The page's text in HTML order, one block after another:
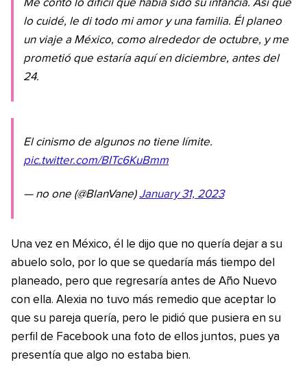
Me contó lo difícil que había sido su infancia. Así que
lo cuidé, le di todo mi amor y una familia. Él planeo
un viaje a México, como alrededor de octubre, y me
prometió que estaría aquí en diciembre, antes del
24.
El cinismo de algunos no tiene límite.
pic.twitter.com/BITc6KuBmm
— no one (@BlanVane)January 31, 2023
Una vez en México, él le dijo que no quería dejar a su
abuelo solo, por lo que se quedaría más tiempo del
planeado, pero que regresaría antes de Año Nuevo
con ella. Alexia no tuvo más remedio que aceptar lo
que su pareja quería, pero le pidió que pusiera en su
perfil de Facebook una foto de ellos juntos, pues ya
presentía que algo no estaba bien.